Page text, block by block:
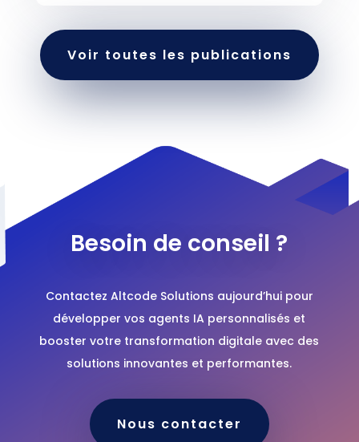
Voir toutes les publications
Besoin de conseil ?
Contactez Altcode Solutions aujourd’hui pour
développer vos agents IA personnalisés et
booster votre transformation digitale avec des
solutions innovantes et performantes.
Nous contacter